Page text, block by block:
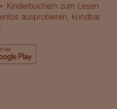
Kinderbüchern zum Lesen
ausprobieren, kündbar